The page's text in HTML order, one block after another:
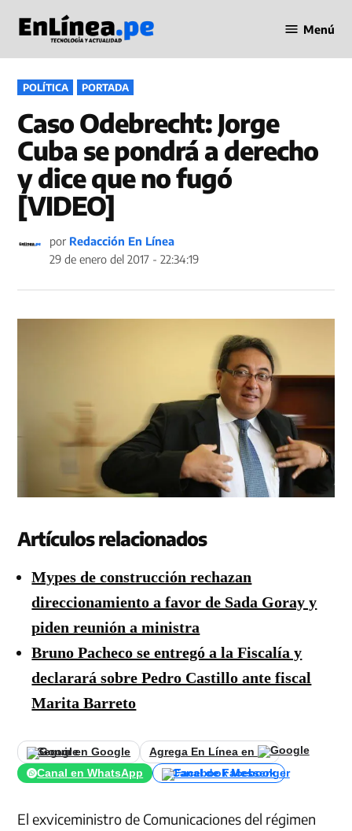
contenido
en Línea
Menú
PUBLICADO
EN
POLÍTICA PORTADA
Caso Odebrecht: Jorge
Cuba se pondrá a derecho
y dice que no fugó
[VIDEO]
por Redacción En Línea
29 de enero del 2017 - 22:34:19
Artículos relacionados
Mypes de construcción rechazan
direccionamiento a favor de Sada Goray y
piden reunión a ministra
Bruno Pacheco se entregó a la Fiscalía y
declarará sobre Pedro Castillo ante fiscal
Marita Barreto
Seguir en Google
Agrega En Línea en
Canal en WhatsApp
Canal de Facebook
El exviceministro de Comunicaciones del régimen